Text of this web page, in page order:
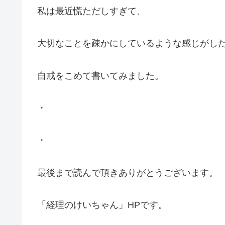
私は最近慌ただしすぎて、
大切なことを疎かにしているような感じがし
自戒をこめて書いてみました。
・
・
最後まで読んで頂きありがとうございます。
「経理のけいちゃん」HPです。